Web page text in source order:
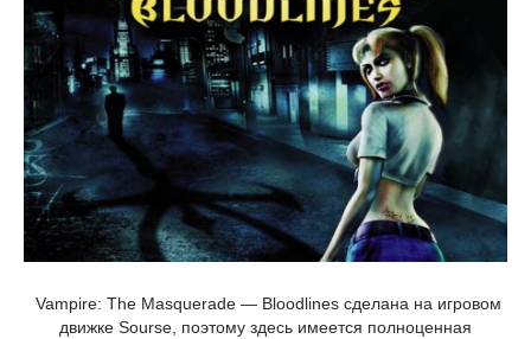
Vampire: The Masquerade — Bloodlines сделана на игровом
движке Sourse, поэтому здесь имеется полноценная